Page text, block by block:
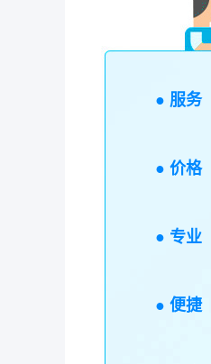
● 服务
● 价格
● 专业
● 便捷